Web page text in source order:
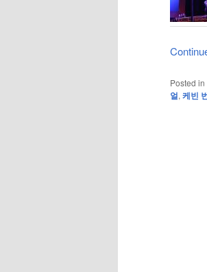
Posted in
얼, 케빈